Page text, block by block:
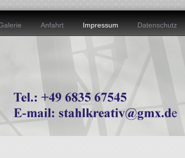
Anfahrt Impressum Datenschutz